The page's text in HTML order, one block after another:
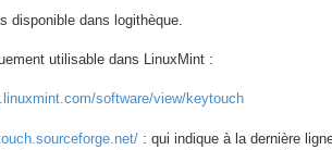
disponible dans logithèque.
utilisable dans LinuxMint :
software/view/keytouch
: qui indique à la dernière